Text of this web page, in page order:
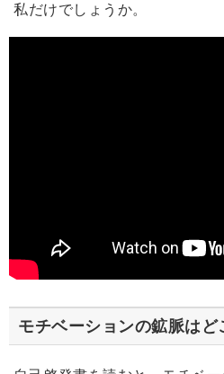
私だけでしょうか。
モチベーションの鉱脈はど